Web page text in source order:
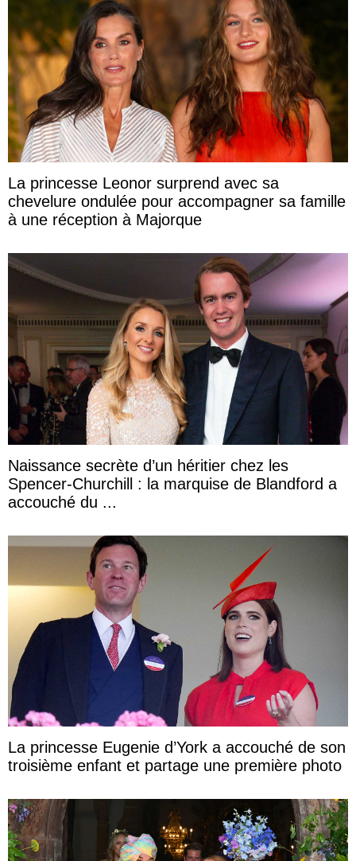
La princesse Leonor surprend avec sa
chevelure ondulée pour accompagner sa famille
à une réception à Majorque
Naissance secrète d’un héritier chez les
Spencer-Churchill : la marquise de Blandford a
accouché du ...
La princesse Eugenie d’York a accouché de son
troisième enfant et partage une première photo